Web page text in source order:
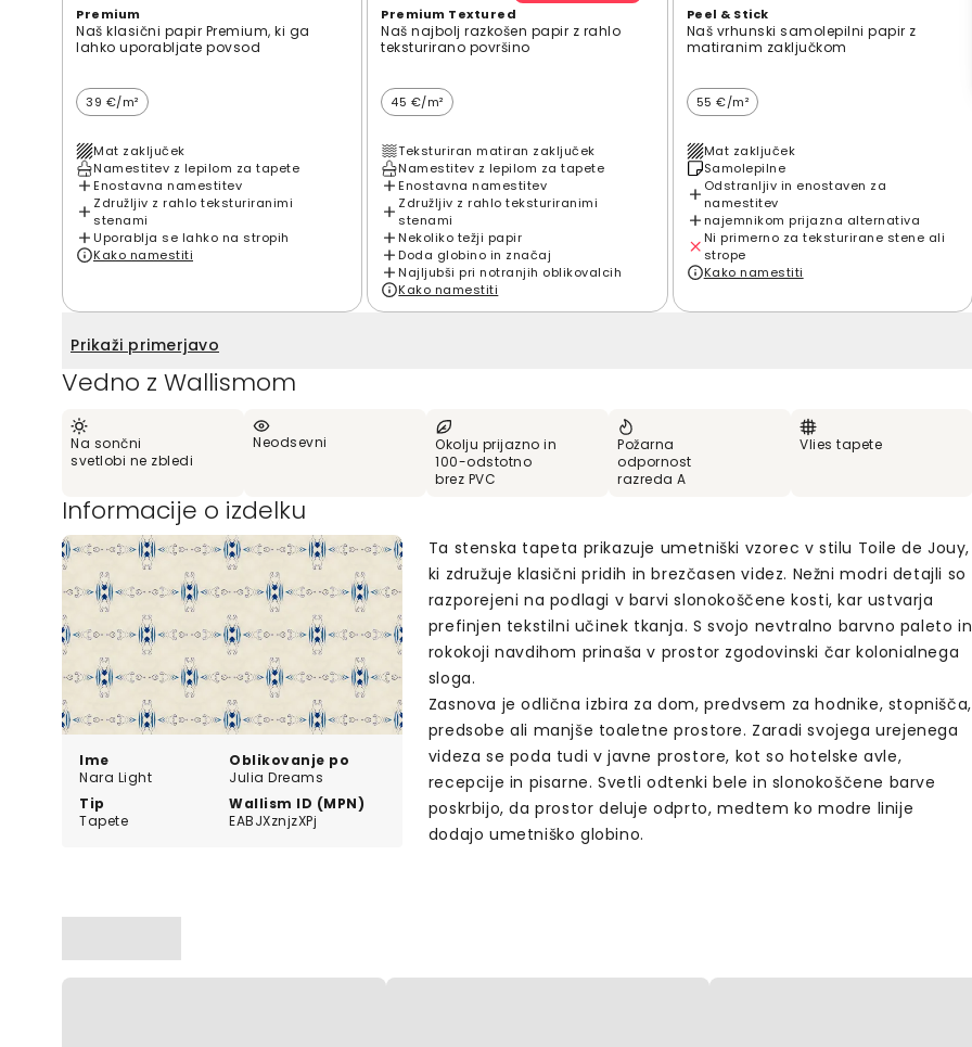
Premium
Naš klasični papir Premium, ki ga
lahko uporabljate povsod
39 €/m²
Mat zaključek
Namestitev z lepilom za tapete
Enostavna namestitev
Združljiv z rahlo teksturiranimi
stenami
Uporablja se lahko na stropih
Kako namestiti
Premium Textured
Naš najbolj razkošen papir z rahlo
teksturirano površino
45 €/m²
Teksturiran matiran zaključek
Namestitev z lepilom za tapete
Enostavna namestitev
Združljiv z rahlo teksturiranimi
stenami
Nekoliko težji papir
Doda globino in značaj
Najljubši pri notranjih oblikovalcih
Kako namestiti
Peel & Stick
Naš vrhunski samolepilni papir z
matiranim zaključkom
55 €/m²
Mat zaključek
Samolepilne
Odstranljiv in enostaven za
namestitev
najemnikom prijazna alternativa
Ni primerno za teksturirane stene ali
strope
Kako namestiti
Prikaži primerjavo
Vedno z Wallismom
Na sončni
svetlobi ne zbledi
Neodsevni
Okolju prijazno in
100-odstotno
brez PVC
Požarna
odpornost
razreda A
Vlies tapete
Informacije o izdelku
Ime
Nara Light
Oblikovanje po
Julia Dreams
Tip
Tapete
Wallism ID (MPN)
EABJXznjzXPj
Ta stenska tapeta prikazuje umetniški vzorec v stilu Toile de Jouy,
ki združuje klasični pridih in brezčasen videz. Nežni modri detajli so
razporejeni na podlagi v barvi slonokoščene kosti, kar ustvarja
prefinjen tekstilni učinek tkanja. S svojo nevtralno barvno paleto in
rokokoji navdihom prinaša v prostor zgodovinski čar kolonialnega
sloga.
Zasnova je odlična izbira za dom, predvsem za hodnike, stopnišča,
predsobe ali manjše toaletne prostore. Zaradi svojega urejenega
videza se poda tudi v javne prostore, kot so hotelske avle,
recepcije in pisarne. Svetli odtenki bele in slonokoščene barve
poskrbijo, da prostor deluje odprto, medtem ko modre linije
dodajo umetniško globino.